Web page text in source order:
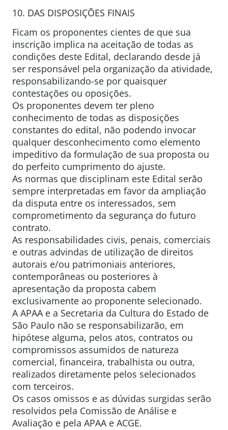
10. DAS DISPOSIÇÕES FINAIS
Ficam os proponentes cientes de que sua
inscrição implica na aceitação de todas as
condições deste Edital, declarando desde já
ser responsável pela organização da atividade,
responsabilizando-se por quaisquer
contestações ou oposições.
Os proponentes devem ter pleno
conhecimento de todas as disposições
constantes do edital, não podendo invocar
qualquer desconhecimento como elemento
impeditivo da formulação de sua proposta ou
do perfeito cumprimento do ajuste.
As normas que disciplinam este Edital serão
sempre interpretadas em favor da ampliação
da disputa entre os interessados, sem
comprometimento da segurança do futuro
contrato.
As responsabilidades civis, penais, comerciais
e outras advindas de utilização de direitos
autorais e/ou patrimoniais anteriores,
contemporâneas ou posteriores à
apresentação da proposta cabem
exclusivamente ao proponente selecionado.
A APAA e a Secretaria da Cultura do Estado de
São Paulo não se responsabilizarão, em
hipótese alguma, pelos atos, contratos ou
compromissos assumidos de natureza
comercial, financeira, trabalhista ou outra,
realizados diretamente pelos selecionados
com terceiros.
Os casos omissos e as dúvidas surgidas serão
resolvidos pela Comissão de Análise e
Avaliação e pela APAA e ACGE.